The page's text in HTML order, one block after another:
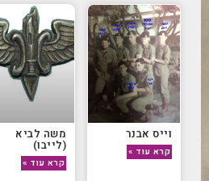
וייס אבנר
קרא עוד »
משה לביא
(לייבו)
קרא עוד »